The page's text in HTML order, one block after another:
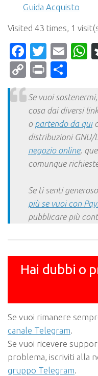
Guida Acquisto
Visited 43 times, 1
Facebook
CopyPrint
Se vuoi
cosa dai diversi
o partendo da qui
distribuzioni GNU/
negozio online,
comunque
Se ti senti
più se vuoi con
pubblicare più
Hai dubbi o
Se vuoi rimanere
canale Telegram.
Se vuoi ricevere
problema, iscriviti alla
gruppo Telegram.